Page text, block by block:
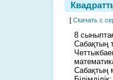
[ Скачать с
8
Сабақтың
Сабақтың